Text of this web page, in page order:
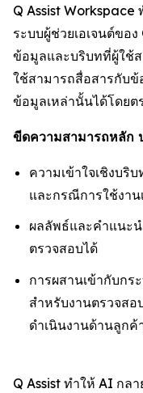
Q Assist
ระบบผู้ช่วยเอเจนต์ขอ
ข้อมูลและบริบทที่ผู้ใช้ส
ใช้สามารถสื่อสารกับ
ข้อมูลเหล่านั้นได้โดยต
ขีดความสามารถหลัก
ความเข้าใจเชิงบ
และกรณีการใช้งา
ผลลัพธ์และคำแนะ
ตรวจสอบได้
การผสานเข้ากับกร
สำหรับงานตรวจสอ
ดำเนินงานด้านลูกค้
Q Assist ทำให้ AI กล